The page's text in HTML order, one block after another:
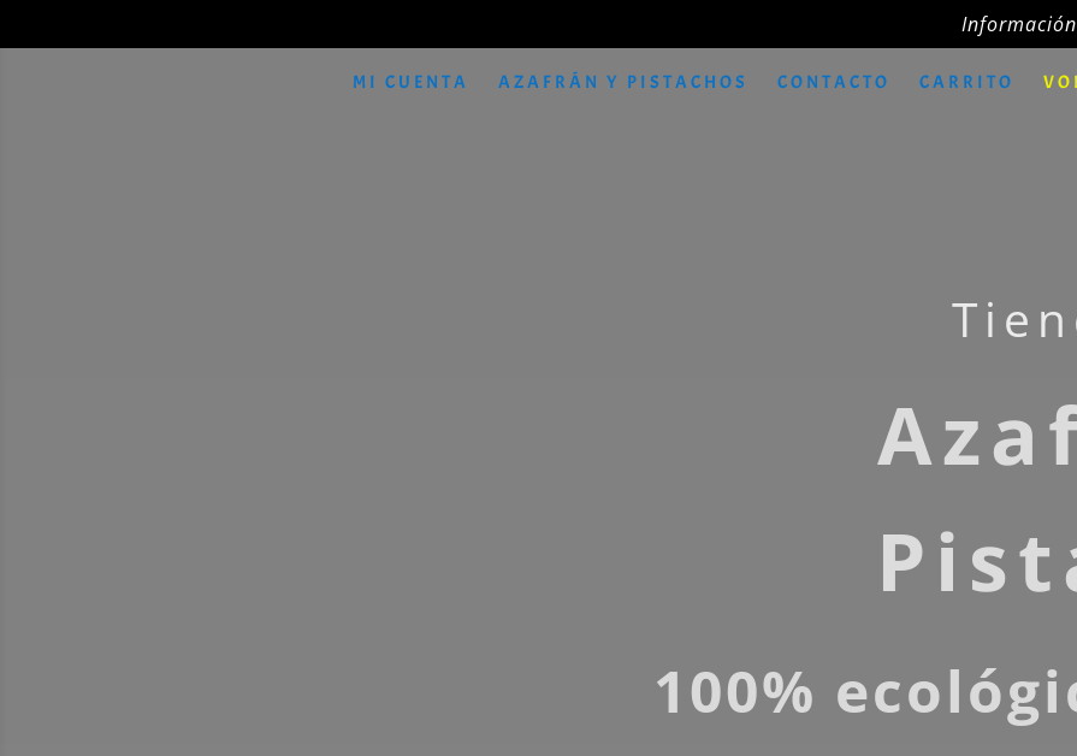
MI CUENTA AZAFRÁN Y PISTACHOS CONTACTO CARRITO
100%